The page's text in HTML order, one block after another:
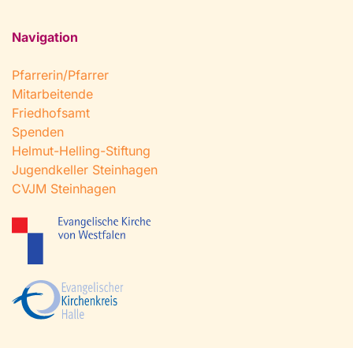
Navigation
Pfarrerin/Pfarrer
Mitarbeitende
Friedhofsamt
Spenden
Helmut-Helling-Stiftung
Jugendkeller Steinhagen
CVJM Steinhagen